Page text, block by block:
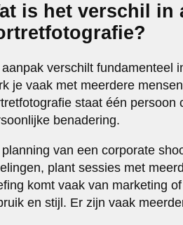
is het verschil in
aanpak verschilt fundamenteel
je vaak met meerdere
staat één
benadering.
planning van een corporate
plant sessies met
komt vaak van marketing
en stijl. Er zijn vaak